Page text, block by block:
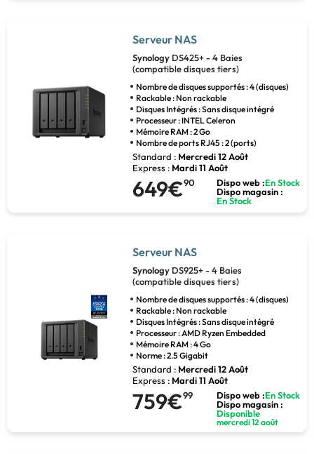
Serveur NAS
Synology DS425+ - 4 Baies
(compatible disques tiers)
Nombre de disques supportés : 4 (disques)
Rackable : Non rackable
Disques Intégrés : Sans disque intégré
Processeur : INTEL Celeron
Mémoire RAM : 2 Go
Nombre de ports RJ45 : 2 (ports)
Standard : Mercredi 12 Août
Express : Mardi 11 Août
649€90 Dispo web :En Stock
Dispo magasin :
En Stock
Serveur NAS
Synology DS925+ - 4 Baies
(compatible disques tiers)
Nombre de disques supportés : 4 (disques)
Rackable : Non rackable
Disques Intégrés : Sans disque intégré
Processeur : AMD Ryzen Embedded
Mémoire RAM : 4 Go
Norme : 2.5 Gigabit
Standard : Mercredi 12 Août
Express : Mardi 11 Août
759€99 Dispo web :En Stock
Dispo magasin :
Disponible
mercredi 12 août